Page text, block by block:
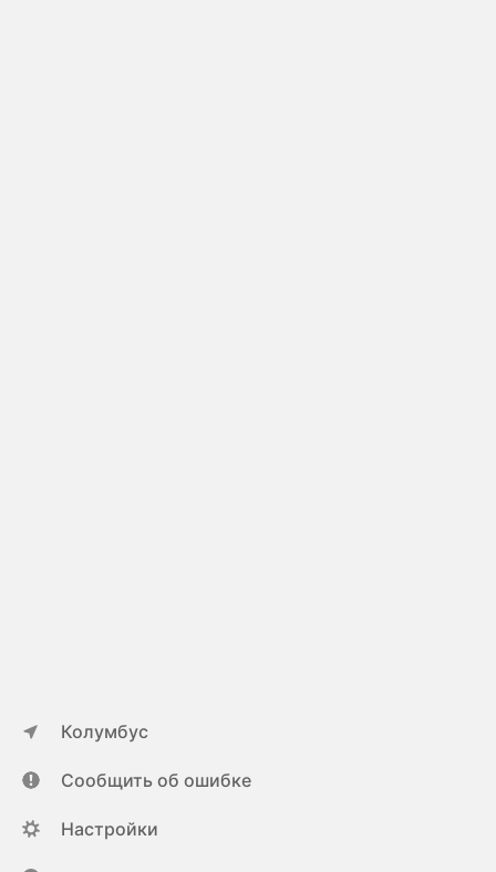
Колумбус
Сообщить об ошибке
Настройки